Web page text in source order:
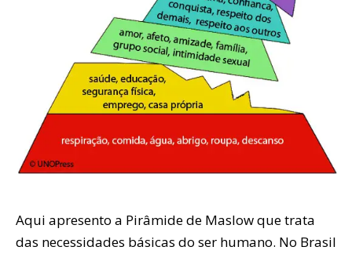
Aqui apresento a Pirâmide de Maslow que trata
das necessidades básicas do ser humano. No Brasil